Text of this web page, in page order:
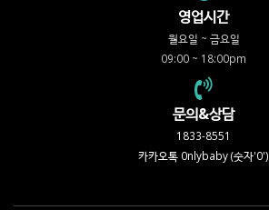
영업시간
월요일 ~ 금요일
09:00 ~ 18:00pm
문의&상담
1833-8551
카카오톡 0nlybaby (숫자'0')